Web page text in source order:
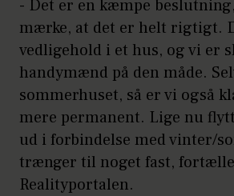
- Det er en kæmpe
mærke, at det er helt rigtigt.
vedligehold i et hus, og vi er
handymænd på den måde.
sommerhuset, så er vi også
mere permanent. Lige nu
ud i forbindelse med vinter/
trænger til noget fast,
Realityportalen.